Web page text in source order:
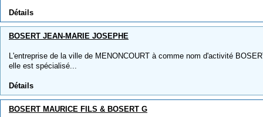
Détails
BOSERT JEAN-MARIE JOSEPHE
L'entreprise de la ville de MENONCOURT à comme nom d'activité
elle est spécialisé...
Détails
BOSERT MAURICE FILS & BOSERT G